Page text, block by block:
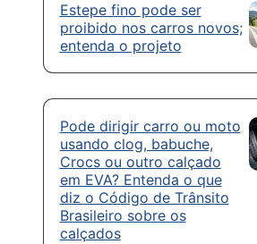
Estepe fino pode ser
proibido nos carros novos;
entenda o projeto
Pode dirigir carro ou moto
usando clog, babuche,
Crocs ou outro calçado
em EVA? Entenda o que
diz o Código de Trânsito
Brasileiro sobre os
calçados